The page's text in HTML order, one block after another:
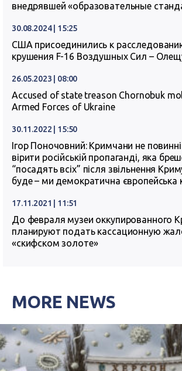
внедрявшей «образовательные
30.08.2024 | 15:25
США присоединились к
крушения F-16 Воздушных Сил –
26.05.2023 | 08:00
Accused of state treason Chornobuk
Armed Forces of Ukraine
30.11.2022 | 15:50
Ігор Поночовний: Кримчани не повинні
вірити російській пропаганді, яка
“посадять всіх” після звільнення
буде – ми демократична європейська
17.11.2021 | 11:51
До февраля музеи оккупированного
планируют подать кассационную
«скифском золоте»
MORE NEWS